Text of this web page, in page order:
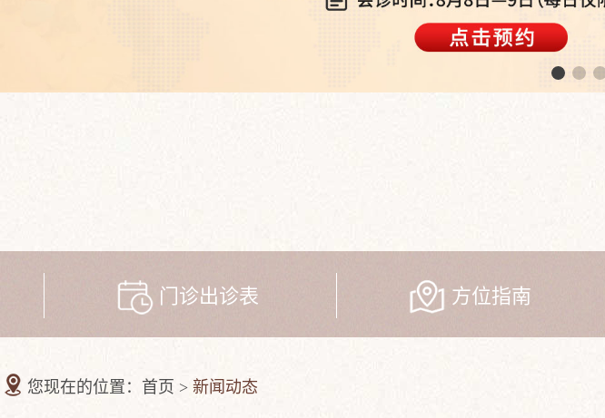
门诊出诊表 方位指南
您现在的位置：首页 > 新闻动态